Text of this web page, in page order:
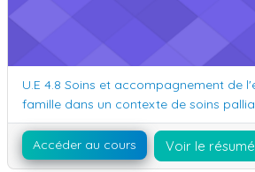
Nom du cours
U.E 4.8 Soins et accompagnement de
famille dans un contexte de soins
Accéder au cours Voir le résumé